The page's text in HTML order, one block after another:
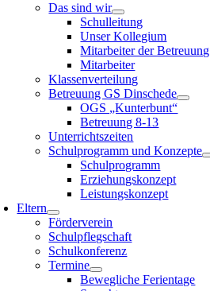
Das sind wir
Schulleitung
Unser Kollegium
Mitarbeiter der Betreuung
Mitarbeiter
Klassenverteilung
Betreuung GS Dinschede
OGS „Kunterbunt“
Betreuung 8-13
Unterrichtszeiten
Schulprogramm und Konzepte
Schulprogramm
Erziehungskonzept
Leistungskonzept
Eltern
Förderverein
Schulpflegschaft
Schulkonferenz
Termine
Bewegliche Ferientage